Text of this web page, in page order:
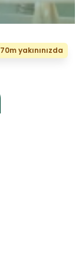
yakınınızda